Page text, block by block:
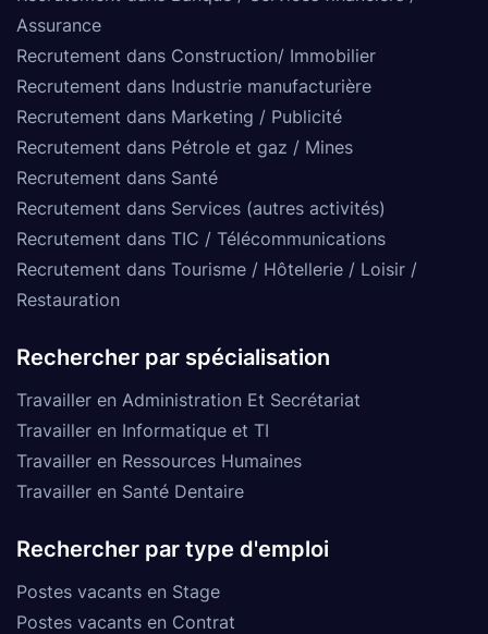
Assurance
Recrutement dans Construction/ Immobilier
Recrutement dans Industrie manufacturière
Recrutement dans Marketing / Publicité
Recrutement dans Pétrole et gaz / Mines
Recrutement dans Santé
Recrutement dans Services (autres activités)
Recrutement dans TIC / Télécommunications
Recrutement dans Tourisme / Hôtellerie / Loisir /
Restauration
Rechercher par spécialisation
Travailler en Administration Et Secrétariat
Travailler en Informatique et TI
Travailler en Ressources Humaines
Travailler en Santé Dentaire
Rechercher par type d'emploi
Postes vacants en Stage
Postes vacants en Contrat